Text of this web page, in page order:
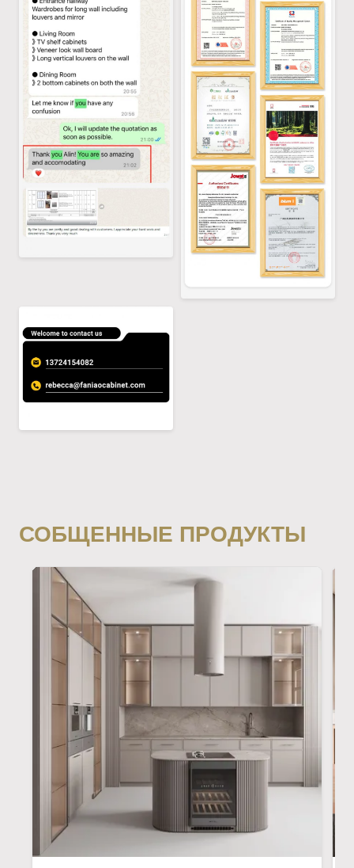
СОБЩЕННЫЕ ПРОДУКТЫ